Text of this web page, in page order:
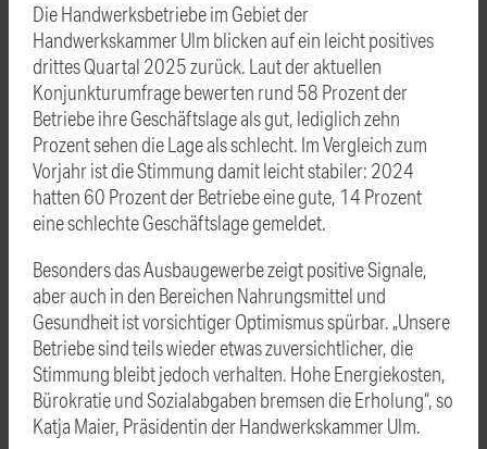
Die Handwerksbetriebe im Gebiet der
Handwerkskammer Ulm blicken auf ein leicht positives
drittes Quartal 2025 zurück. Laut der aktuellen
Konjunkturumfrage bewerten rund 58 Prozent der
Betriebe ihre Geschäftslage als gut, lediglich zehn
Prozent sehen die Lage als schlecht. Im Vergleich zum
Vorjahr ist die Stimmung damit leicht stabiler: 2024
hatten 60 Prozent der Betriebe eine gute, 14 Prozent
eine schlechte Geschäftslage gemeldet.
Besonders das Ausbaugewerbe zeigt positive Signale,
aber auch in den Bereichen Nahrungsmittel und
Gesundheit ist vorsichtiger Optimismus spürbar. „Unsere
Betriebe sind teils wieder etwas zuversichtlicher, die
Stimmung bleibt jedoch verhalten. Hohe Energiekosten,
Bürokratie und Sozialabgaben bremsen die Erholung“, so
Katja Maier, Präsidentin der Handwerkskammer Ulm.